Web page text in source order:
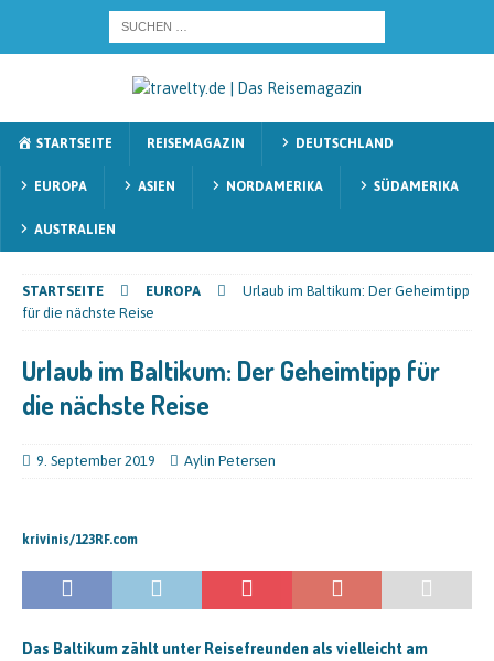
STARTSEITE REISEMAGAZIN DEUTSCHLAND
EUROPA ASIEN NORDAMERIKA SÜDAMERIKA
AUSTRALIEN
STARTSEITE EUROPA
Urlaub im Baltikum: Der Geheimtipp
für die nächste Reise
Urlaub im Baltikum: Der Geheimtipp für
die nächste Reise
9. September 2019 Aylin Petersen
krivinis/123RF.com
Das Baltikum zählt unter Reisefreunden als vielleicht am